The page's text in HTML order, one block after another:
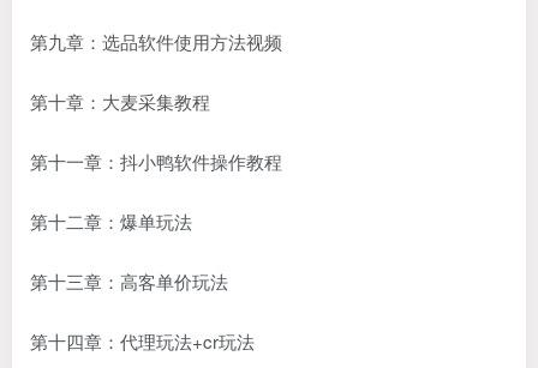
第九章：选品软件使用方法视频
第十章：大麦采集教程
第十一章：抖小鸭软件操作教程
第十二章：爆单玩法
第十三章：高客单价玩法
第十四章：代理玩法+cr玩法